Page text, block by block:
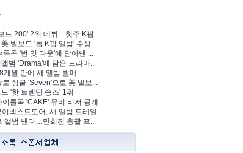
드 200' 2위 데뷔…첫주 K팝 ...
빌보드 '톱 K팝 앨범' 수상...
록곡 '번 잇 다운'에 담아낸 ...
범 'Drama'에 담은 드라마...
개월 만에 새 앨범 발매
로 싱글 'Seven'으로 美 빌보...
'핫 트렌딩 송즈' 1위
이틀곡 'CAKE' 뮤비 티저 공개...
넥스트도어, 새 앨범 트레일...
앨범 낸다…민희진 총괄 프...